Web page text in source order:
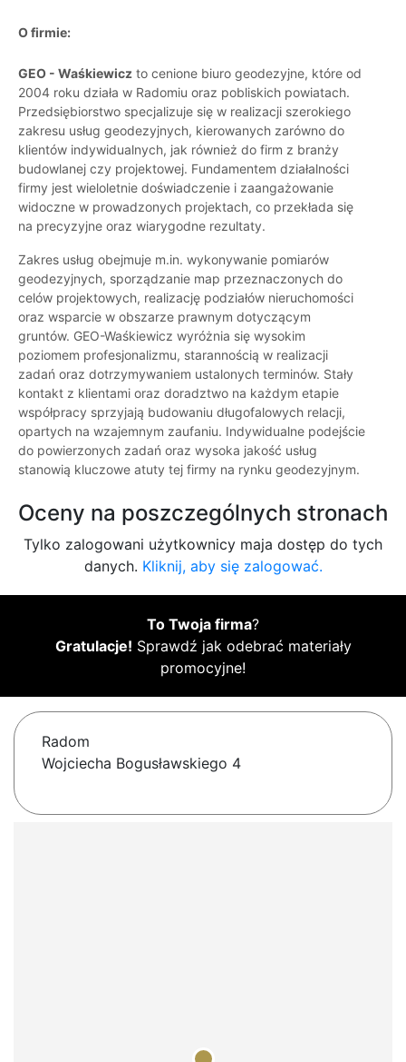
O firmie:
GEO - Waśkiewicz to cenione biuro geodezyjne, które od
2004 roku działa w Radomiu oraz pobliskich powiatach.
Przedsiębiorstwo specjalizuje się w realizacji szerokiego
zakresu usług geodezyjnych, kierowanych zarówno do
klientów indywidualnych, jak również do firm z branży
budowlanej czy projektowej. Fundamentem działalności
firmy jest wieloletnie doświadczenie i zaangażowanie
widoczne w prowadzonych projektach, co przekłada się
na precyzyjne oraz wiarygodne rezultaty.
Zakres usług obejmuje m.in. wykonywanie pomiarów
geodezyjnych, sporządzanie map przeznaczonych do
celów projektowych, realizację podziałów nieruchomości
oraz wsparcie w obszarze prawnym dotyczącym
gruntów. GEO-Waśkiewicz wyróżnia się wysokim
poziomem profesjonalizmu, starannością w realizacji
zadań oraz dotrzymywaniem ustalonych terminów. Stały
kontakt z klientami oraz doradztwo na każdym etapie
współpracy sprzyjają budowaniu długofalowych relacji,
opartych na wzajemnym zaufaniu. Indywidualne podejście
do powierzonych zadań oraz wysoka jakość usług
stanowią kluczowe atuty tej firmy na rynku geodezyjnym.
Oceny na poszczególnych stronach
Tylko zalogowani użytkownicy maja dostęp do tych
danych. Kliknij, aby się zalogować.
To Twoja firma?
Gratulacje! Sprawdź jak odebrać materiały
promocyjne!
Radom
Wojciecha Bogusławskiego 4